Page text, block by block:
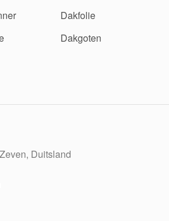
Dakfolie
Dakgoten
Duitsland